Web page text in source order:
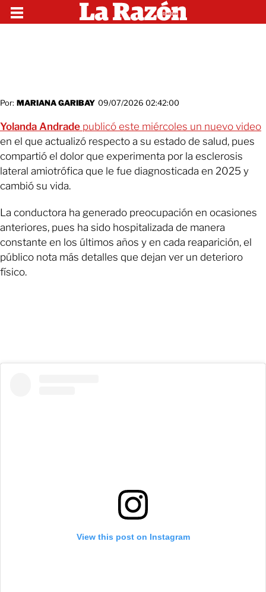
Por: MARIANA GARIBAY 09/07/2026 02:42:00
Yolanda Andrade publicó este miércoles un nuevo video
en el que actualizó respecto a su estado de salud, pues
compartió el dolor que experimenta por la esclerosis
lateral amiotrófica que le fue diagnosticada en 2025 y
cambió su vida.
La conductora ha generado preocupación en ocasiones
anteriores, pues ha sido hospitalizada de manera
constante en los últimos años y en cada reaparición, el
público nota más detalles que dejan ver un deterioro
físico.
View this post on Instagram